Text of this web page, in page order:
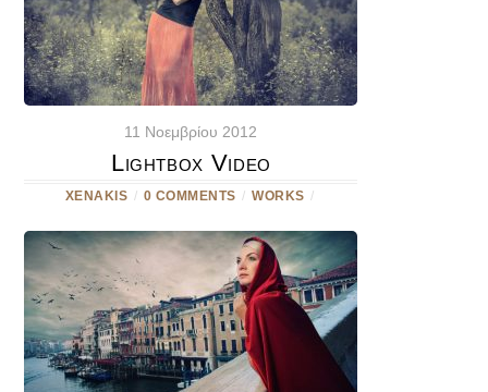
11 Νοεμβρίου 2012
Lightbox Video
XENAKIS / 0 COMMENTS / WORKS /